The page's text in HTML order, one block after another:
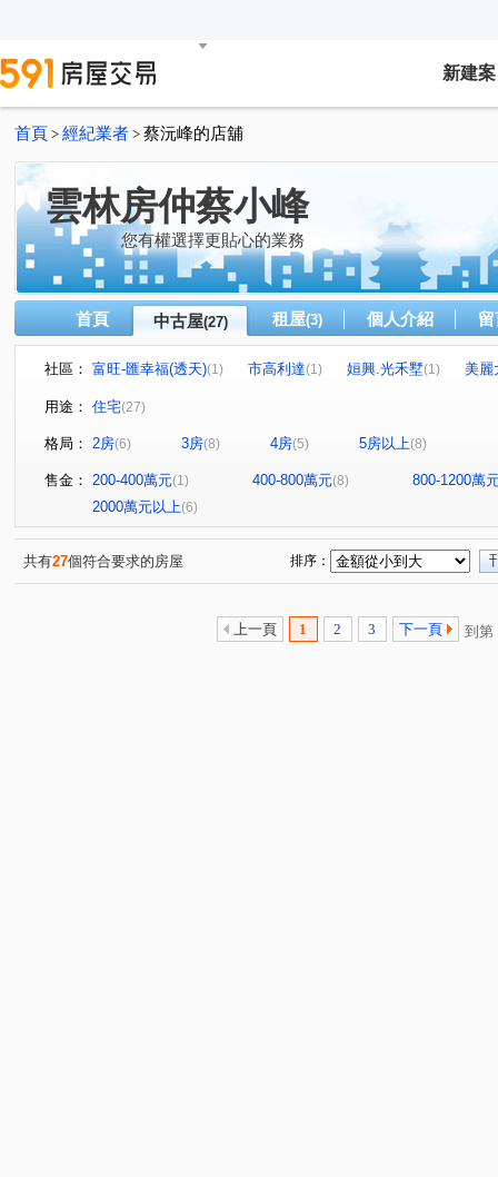
新建案
首頁 > 經紀業者 > 蔡沅峰的店舖
雲林房仲蔡小峰
您有權選擇更貼心的業務
首頁 中古屋(27) 租屋(3) 個人介紹
社區： 富旺-匯幸福(透天)(1) 市高利達(1) 姮興.光禾墅(1)
美麗
中興一路發
斗六綻 銓威雲硯 他里霧春不老(1) 尚義
江厝路(1) 大美路 中興一路(1) 棒球二街(1)
大同
成功二街(2) 警民街
太平路(1) 正義街(1) 保長路(1) 文昌路(1) 石榴路(1)
延平路二段(1) 惠來路(1) 林內路一段 (1)
用途： 住宅(27)
格局： 2房(6) 3房(8) 4房(5) 5房以上(8)
售金： 200-400萬元(1) 400-800萬元(8)
800-1200萬
2000萬元以上(6)
共有27個符合要求的房屋 排序：
上一頁 1 2 3 下一頁 到第